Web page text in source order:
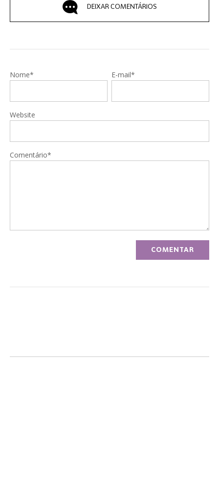
DEIXAR COMENTÁRIOS
Nome* E-mail*
Website
Comentário*